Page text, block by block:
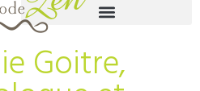
Goitre,